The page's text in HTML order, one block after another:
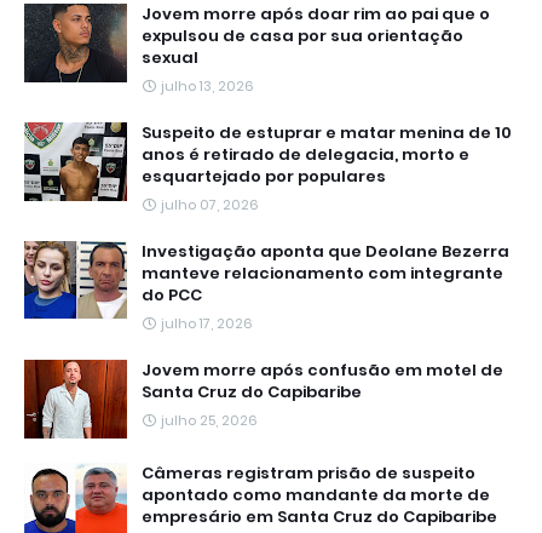
Jovem morre após doar rim ao pai que o
expulsou de casa por sua orientação
sexual
julho 13, 2026
Suspeito de estuprar e matar menina de 10
anos é retirado de delegacia, morto e
esquartejado por populares
julho 07, 2026
Investigação aponta que Deolane Bezerra
manteve relacionamento com integrante
do PCC
julho 17, 2026
Jovem morre após confusão em motel de
Santa Cruz do Capibaribe
julho 25, 2026
Câmeras registram prisão de suspeito
apontado como mandante da morte de
empresário em Santa Cruz do Capibaribe